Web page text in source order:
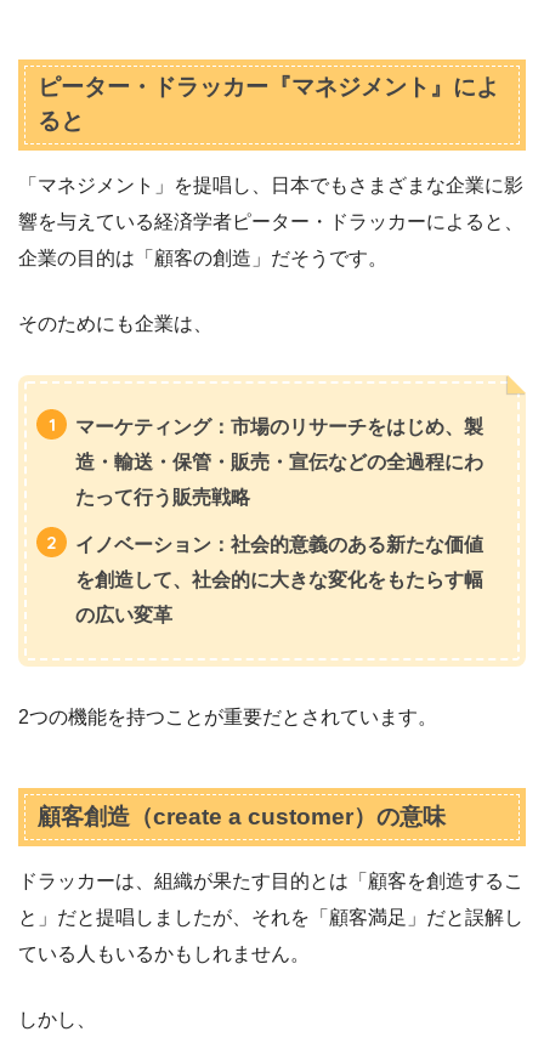
ピーター・ドラッカー『マネジメント』によ
ると
「マネジメント」を提唱し、日本でもさまざまな企業に影
響を与えている経済学者ピーター・ドラッカーによると、
企業の目的は「顧客の創造」だそうです。
そのためにも企業は、
マーケティング：市場のリサーチをはじめ、製
造・輸送・保管・販売・宣伝などの全過程にわ
たって行う販売戦略
イノベーション：社会的意義のある新たな価値
を創造して、社会的に大きな変化をもたらす幅
の広い変革
2つの機能を持つことが重要だとされています。
顧客創造（create a customer）の意味
ドラッカーは、組織が果たす目的とは「顧客を創造するこ
と」だと提唱しましたが、それを「顧客満足」だと誤解し
ている人もいるかもしれません。
しかし、